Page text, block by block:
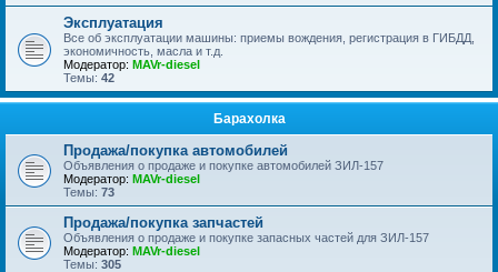
Эксплуатация
Все об эксплуатации машины: приемы вождения, регистрация в ГИБДД,
экономичность, масла и т.д.
Модератор: MAVr-diesel
Темы: 42
Барахолка
Продажа/покупка автомобилей
Объявления о продаже и покупке автомобилей ЗИЛ-157
Модератор: MAVr-diesel
Темы: 73
Продажа/покупка запчастей
Объявления о продаже и покупке запасных частей для ЗИЛ-157
Модератор: MAVr-diesel
Темы: 305